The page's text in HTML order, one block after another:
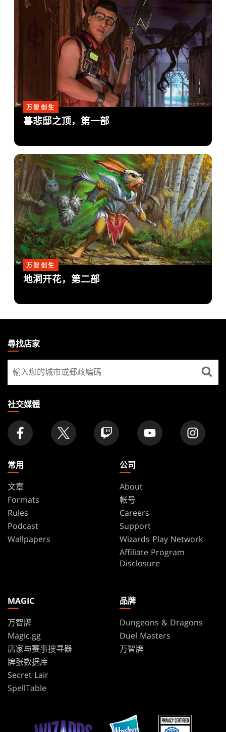
万智创生
暮悲邸之顶，第一部
万智创生
地洞开花，第二部
THE
GATHERING
FOOTER
尋找店家
尋
找
家
社交媒體
常用
文章
Formats
Rules
Podcast
Wallpapers
公司
About
帐号
Careers
Support
Wizards Play Network
Affiliate Program
Disclosure
MAGIC
万智牌
Magic.gg
店家与赛事搜寻器
牌张数据库
Secret Lair
SpellTable
品牌
Dungeons & Dragons
Duel Masters
万智牌